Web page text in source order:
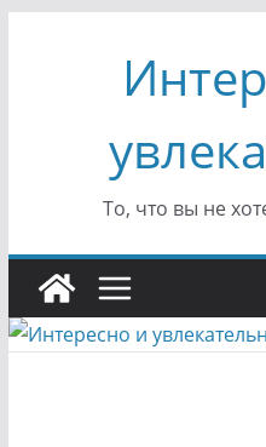
содержимому
То, что вы не